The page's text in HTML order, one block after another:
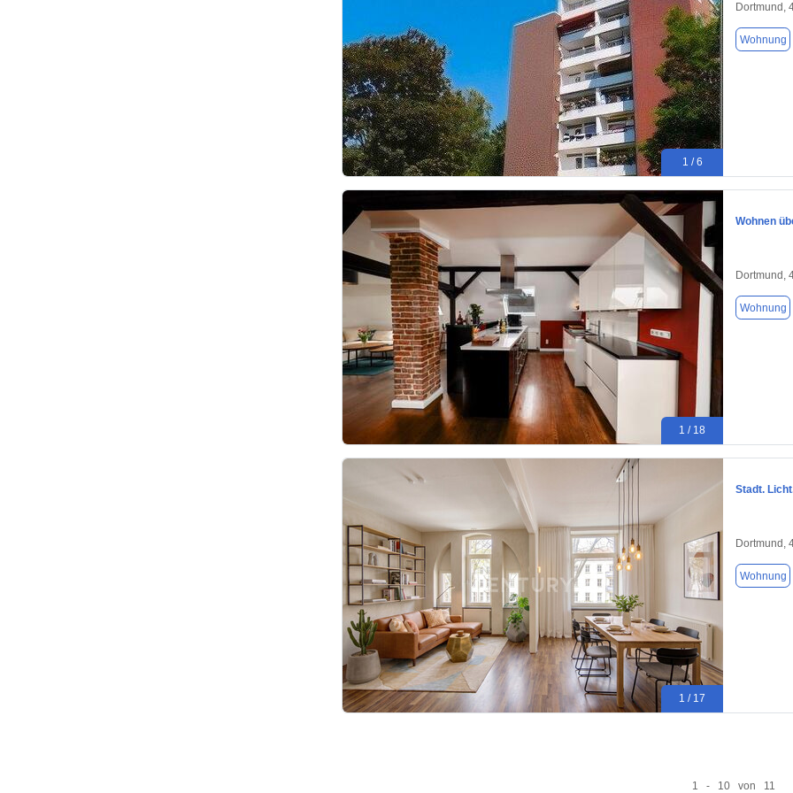
1 / 6
Dortmund,
Wohnung
1 / 18
Wohnen
Dortmund,
Wohnung
1 / 17
Stadt.
Dortmund,
Wohnung
1 - 10 von 11